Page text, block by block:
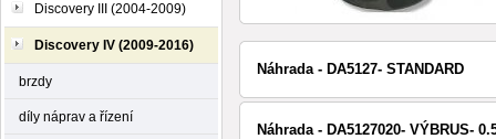
Discovery III (2004-2009)
Discovery IV (2009-2016)
brzdy
díly náprav a řízení
Náhrada - DA5127- STANDARD
Náhrada - DA5127020- VÝBRUS-